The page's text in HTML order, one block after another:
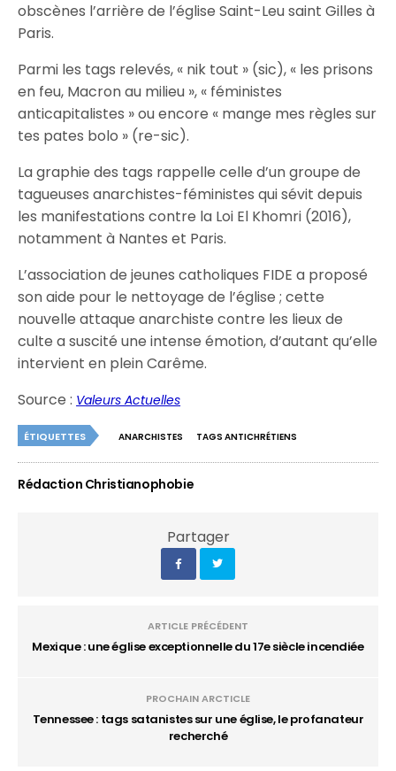
obscènes l’arrière de l’église Saint-Leu saint Gilles à
Paris.
Parmi les tags relevés, « nik tout » (sic), « les prisons
en feu, Macron au milieu », « féministes
anticapitalistes » ou encore « mange mes règles sur
tes pates bolo » (re-sic).
La graphie des tags rappelle celle d’un groupe de
tagueuses anarchistes-féministes qui sévit depuis
les manifestations contre la Loi El Khomri (2016),
notamment à Nantes et Paris.
L’association de jeunes catholiques FIDE a proposé
son aide pour le nettoyage de l’église ; cette
nouvelle attaque anarchiste contre les lieux de
culte a suscité une intense émotion, d’autant qu’elle
intervient en plein Carême.
Source : Valeurs Actuelles
ÉTIQUETTES ANARCHISTES TAGS ANTICHRÉTIENS
Rédaction Christianophobie
Partager
ARTICLE PRÉCÉDENT
Mexique : une église exceptionnelle du 17e siècle incendiée
PROCHAIN ARCTICLE
Tennessee : tags satanistes sur une église, le profanateur
recherché